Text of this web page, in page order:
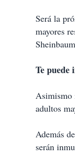
Será la
mayores
Te puede
Asimismo
adultos
Además
serán